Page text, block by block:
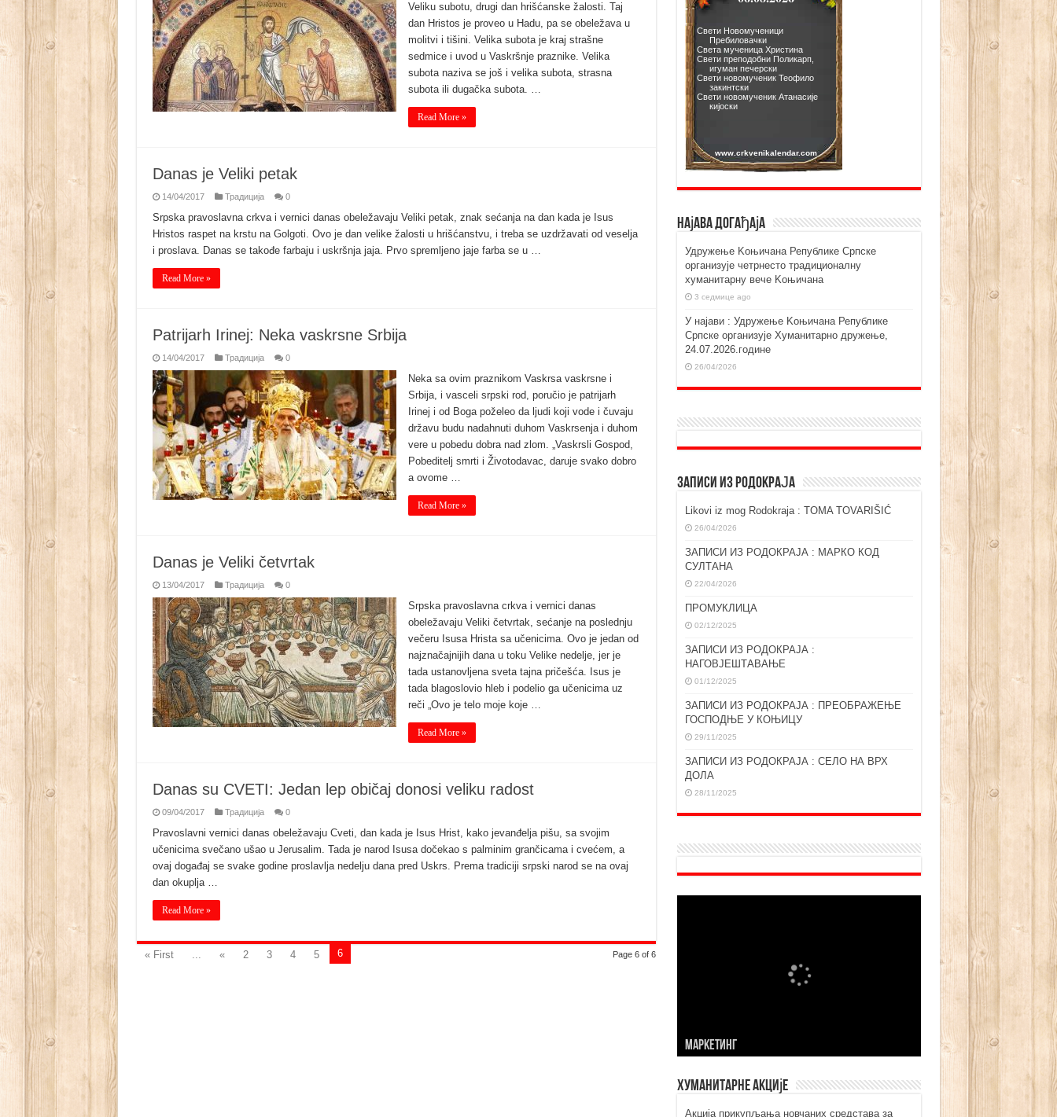
Veliku subotu, drugi dan hrišćanske žalosti. Taj
dan Hristos je proveo u Hadu, pa se obeležava u
molitvi i tišini. Velika subota je kraj strašne
sedmice i uvod u Vaskršnje praznike. Velika
subota naziva se još i velika subota, strasna
subota ili dugačka subota. …
Read More »
Danas je Veliki petak
14/04/2017 Традиција 0
Srpska pravoslavna crkva i vernici danas obeležavaju Veliki petak, znak sećanja na dan kada je Isus
Hristos raspet na krstu na Golgoti. Ovo je dan velike žalosti u hrišćanstvu, i treba se uzdržavati od veselja
i proslava. Danas se takođe farbaju i uskršnja jaja. Prvo spremljeno jaje farba se u …
Read More »
Patrijarh Irinej: Neka vaskrsne Srbija
14/04/2017 Традиција 0
Neka sa ovim praznikom Vaskrsa vaskrsne i
Srbija, i vasceli srpski rod, poručio je patrijarh
Irinej i od Boga poželeo da ljudi koji vode i čuvaju
državu budu nadahnuti duhom Vaskrsenja i duhom
vere u pobedu dobra nad zlom. „Vaskrsli Gospod,
Pobeditelj smrti i Životodavac, daruje svako dobro
a ovome …
Read More »
Danas je Veliki četvrtak
13/04/2017 Традиција 0
Srpska pravoslavna crkva i vernici danas
obeležavaju Veliki četvrtak, sećanje na poslednju
večeru Isusa Hrista sa učenicima. Ovo je jedan od
najznačajnijih dana u toku Velike nedelje, jer je
tada ustanovljena sveta tajna pričešća. Isus je
tada blagoslovio hleb i podelio ga učenicima uz
reči „Ovo je telo moje koje …
Read More »
Danas su CVETI: Jedan lep običaj donosi veliku radost
09/04/2017 Традиција 0
Pravoslavni vernici danas obeležavaju Cveti, dan kada je Isus Hrist, kako jevanđelja pišu, sa svojim
učenicima svečano ušao u Jerusalim. Tada je narod Isusa dočekao s palminim grančicama i cvećem, a
ovaj događaj se svake godine proslavlja nedelju dana pred Uskrs. Prema tradiciji srpski narod se na ovaj
dan okuplja …
Read More »
Page 6 of 6
« First ... « 2 3 4 5 6
Најава догађаја
Удружење Kоњичана Републике Српске
организује четрнесто традиционалну
хуманитарну вече Kоњичана
3 седмице ago
У најави : Удружење Kоњичана Републике
Српске организује Хуманитарно дружење,
24.07.2026.године
26/04/2026
ЗАПИСИ ИЗ РОДОКРАЈА
Likovi iz mog Rodokraja : TOMA TOVARIŠIĆ
26/04/2026
ЗАПИСИ ИЗ РОДОКРАЈА : МАРКО КОД
СУЛТАНА
22/04/2026
ПРОМУКЛИЦА
02/12/2025
ЗАПИСИ ИЗ РОДОКРАЈА :
НАГОВЈЕШТАВАЊЕ
01/12/2025
ЗАПИСИ ИЗ РОДОКРАЈА : ПРЕОБРАЖЕЊЕ
ГОСПОДЊЕ У КОЊИЦУ
29/11/2025
ЗАПИСИ ИЗ РОДОКРАЈА : СЕЛО НА ВРХ
ДОЛА
28/11/2025
МАРKЕТИНГ
Хуманитарне акције
Aкција прикупљања новчаних средстава за